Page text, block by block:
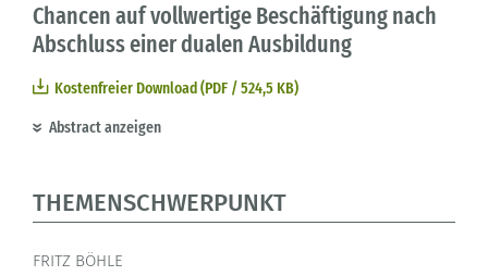
Chancen auf vollwertige Beschäftigung nach
Abschluss einer dualen Ausbildung
Kostenfreier Download (PDF / 524,5 KB)
Abstract anzeigen
THEMENSCHWERPUNKT
FRITZ BÖHLE